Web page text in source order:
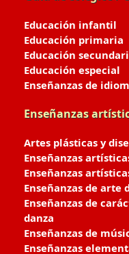
Educación infantil
Educación primaria
Educación
Educación especial
Enseñanzas de
Enseñanzas
Artes plásticas y
Enseñanzas
Enseñanzas
Enseñanzas de arte
Enseñanzas de
danza
Enseñanzas de
Enseñanzas